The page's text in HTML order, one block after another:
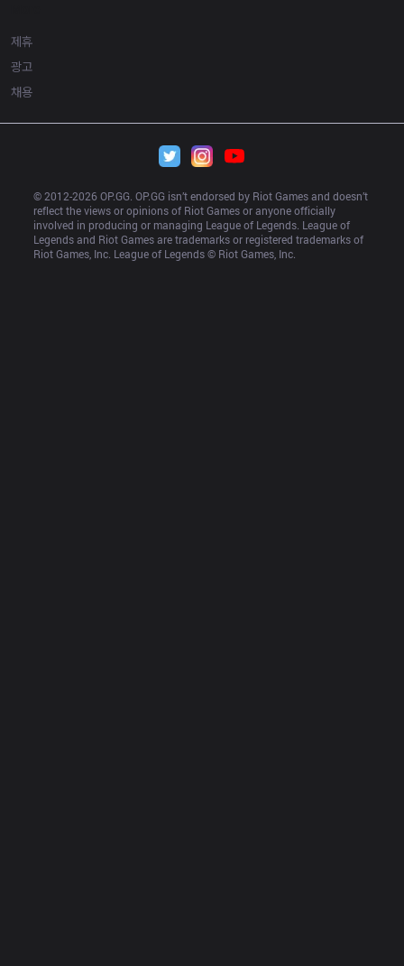
제휴
광고
채용
© 2012-2026 OP.GG. OP.GG isn’t endorsed by Riot Games and doesn’t
reflect the views or opinions of Riot Games or anyone officially
involved in producing or managing League of Legends. League of
Legends and Riot Games are trademarks or registered trademarks of
Riot Games, Inc. League of Legends © Riot Games, Inc.